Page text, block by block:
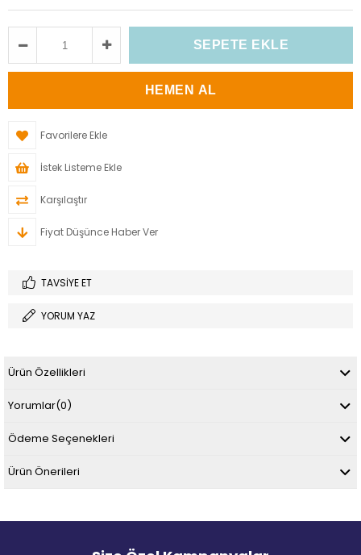
Favorilere Ekle
İstek Listeme Ekle
Karşılaştır
Fiyat Düşünce Haber Ver
TAVSIYE ET
YORUM YAZ
Ürün Özellikleri
Yorumlar(0)
Ödeme Seçenekleri
Ürün Önerileri